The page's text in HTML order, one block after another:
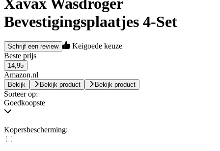
Bevestigingsplaatjes 4-Set
Schrijf een review
Keigoede keuze
Beste prijs
14,95
Amazon.nl
Bekijk Bekijk product Bekijk product
Sorteer op:
Goedkoopste
Kopersbescherming: